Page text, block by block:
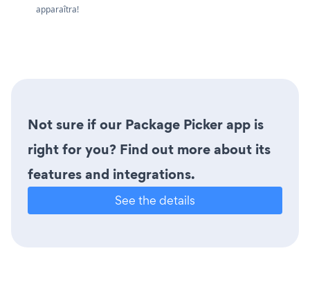
apparaîtra!
Not sure if our Package Picker app is
right for you? Find out more about its
features and integrations.
See the details